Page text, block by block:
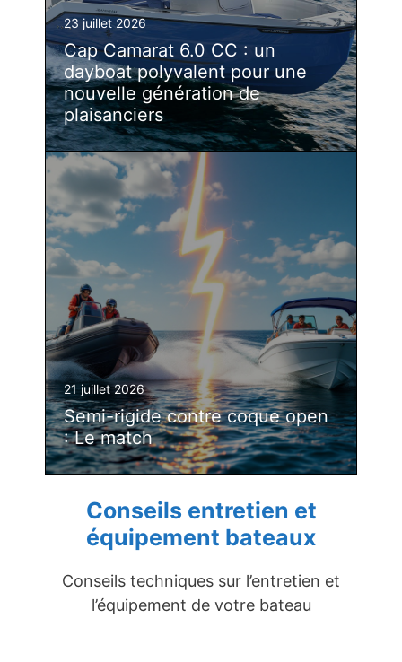
23 juillet 2026
Cap Camarat 6.0 CC : un
dayboat polyvalent pour une
nouvelle génération de
plaisanciers
21 juillet 2026
Semi-rigide contre coque open
: Le match
Conseils entretien et
équipement bateaux
Conseils techniques sur l’entretien et
l’équipement de votre bateau